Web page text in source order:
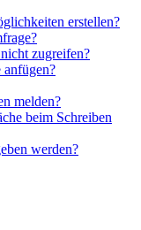
erstellen?
zugreifen?
anfügen?
melden?
beim Schreiben
werden?